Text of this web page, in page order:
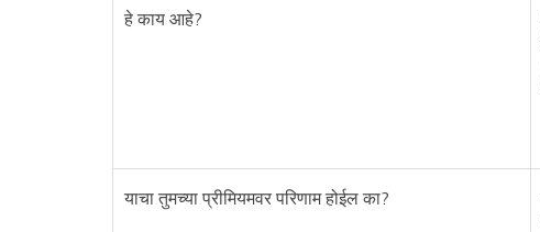
हे काय आहे?
याचा तुमच्या प्रीमियमवर परिणाम होईल का?